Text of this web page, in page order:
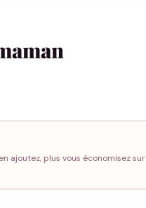
ajoutez, plus vous économisez sur